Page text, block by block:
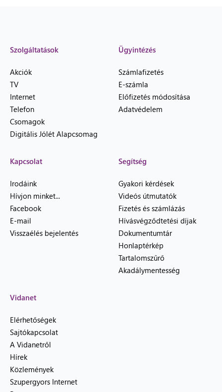
Szolgáltatások
Akciók
TV
Internet
Telefon
Csomagok
Digitális Jólét Alapcsomag
Ügyintézés
Számlafizetés
E-számla
Előfizetés módosítása
Adatvédelem
Kapcsolat
Irodáink
Hívjon minket...
Facebook
E-mail
Visszaélés bejelentés
Segítség
Gyakori kérdések
Videós útmutatók
Fizetés és számlázás
Hívásvégződtetési díjak
Dokumentumtár
Honlaptérkép
Tartalomszűrő
Akadálymentesség
Vidanet
Elérhetőségek
Sajtókapcsolat
A Vidanetről
Hírek
Közlemények
Szupergyors Internet